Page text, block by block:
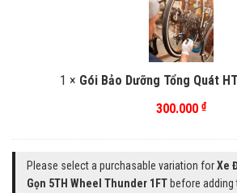
Dưỡng
Tổng
Quát
HTEBIKE-
TQ01
1 × Gói Bảo Dưỡng Tổng Quát
300.000 ₫
Please select a purchasable variation forXe
Gọn 5TH Wheel Thunder 1FT before